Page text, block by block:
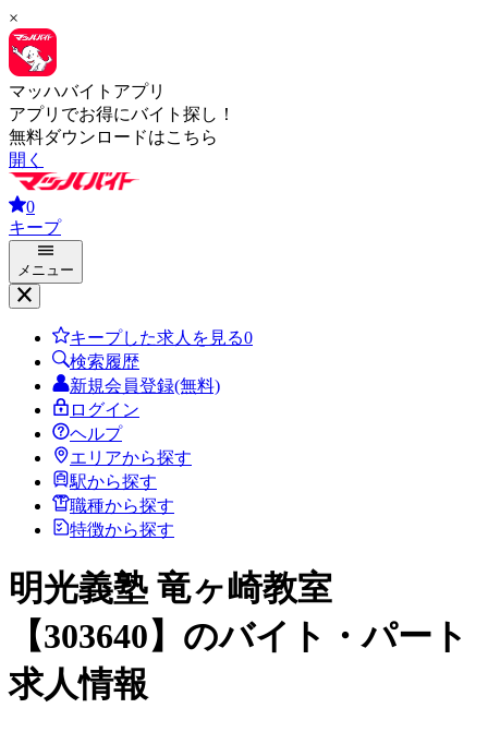
×
マッハバイトアプリ
アプリでお得にバイト探し！
無料ダウンロードはこちら
開く
0
キープ
メニュー
キープした求人を見る0
検索履歴
新規会員登録(無料)
ログイン
ヘルプ
エリアから探す
駅から探す
職種から探す
特徴から探す
明光義塾 竜ヶ崎教室
【303640】のバイト・パート
求人情報